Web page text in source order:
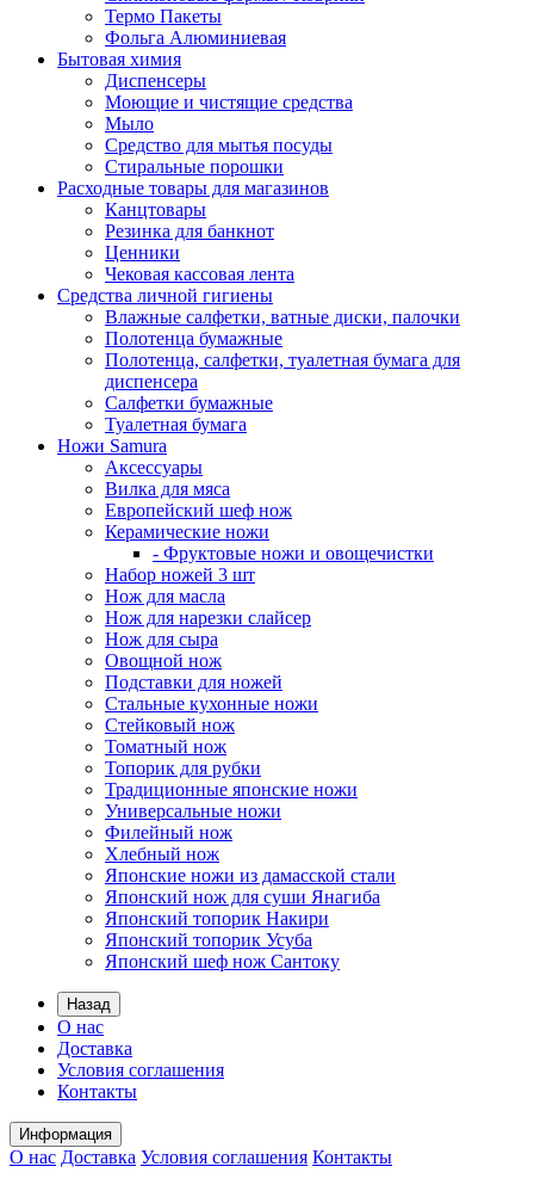
Термо Пакеты
Фольга Алюминиевая
Бытовая химия
Диспенсеры
Моющие и чистящие средства
Мыло
Средство для мытья посуды
Стиральные порошки
Расходные товары для магазинов
Канцтовары
Резинка для банкнот
Ценники
Чековая кассовая лента
Средства личной гигиены
Влажные салфетки, ватные диски, палочки
Полотенца бумажные
Полотенца, салфетки, туалетная бумага для
диспенсера
Салфетки бумажные
Туалетная бумага
Ножи Samura
Аксессуары
Вилка для мяса
Европейский шеф нож
Керамические ножи
- Фруктовые ножи и овощечистки
Набор ножей 3 шт
Нож для масла
Нож для нарезки слайсер
Нож для сыра
Овощной нож
Подставки для ножей
Стальные кухонные ножи
Стейковый нож
Томатный нож
Топорик для рубки
Традиционные японские ножи
Универсальные ножи
Филейный нож
Хлебный нож
Японские ножи из дамасской стали
Японский нож для суши Янагиба
Японский топорик Накири
Японский топорик Усуба
Японский шеф нож Сантоку
Назад
О нас
Доставка
Условия соглашения
Контакты
Информация
О нас Доставка Условия соглашения Контакты